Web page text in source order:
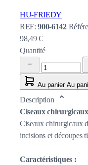
HU-FRIEDY
REF:900-6142
98,49 €
Quantité
Au panier Au
Description
Ciseaux
Ciseaux chirurgicaux
incisions et découpes
Caractéristiques :